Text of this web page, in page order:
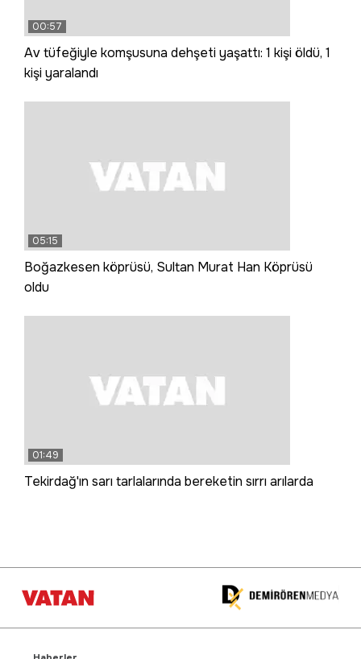
00:57
Av tüfeğiyle komşusuna dehşeti yaşattı: 1 kişi öldü, 1
kişi yaralandı
05:15
Boğazkesen köprüsü, Sultan Murat Han Köprüsü
oldu
01:49
Tekirdağ'ın sarı tarlalarında bereketin sırrı arılarda